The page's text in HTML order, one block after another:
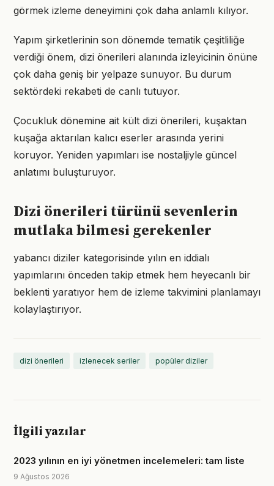
görmek izleme deneyimini çok daha anlamlı kılıyor.
Yapım şirketlerinin son dönemde tematik çeşitliliğe
verdiği önem, dizi önerileri alanında izleyicinin önüne
çok daha geniş bir yelpaze sunuyor. Bu durum
sektördeki rekabeti de canlı tutuyor.
Çocukluk dönemine ait kült dizi önerileri, kuşaktan
kuşağa aktarılan kalıcı eserler arasında yerini
koruyor. Yeniden yapımları ise nostaljiyle güncel
anlatımı buluşturuyor.
Dizi önerileri türünü sevenlerin
mutlaka bilmesi gerekenler
yabancı diziler kategorisinde yılın en iddialı
yapımlarını önceden takip etmek hem heyecanlı bir
beklenti yaratıyor hem de izleme takvimini planlamayı
kolaylaştırıyor.
dizi önerileri izlenecek seriler popüler diziler
İlgili yazılar
2023 yılının en iyi yönetmen incelemeleri: tam liste
9 Ağustos 2026